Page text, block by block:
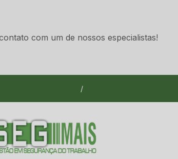
com um de nossos especialistas!
/